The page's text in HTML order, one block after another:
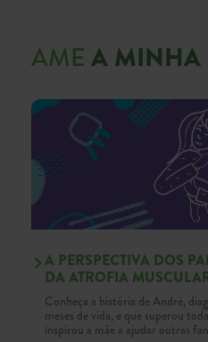
AMEA MINHA
A PERSPECTIVA DOS
DA ATROFIA
Conheça a história de André,
meses de vida, e que superou
inspirou a mãe a ajudar outras